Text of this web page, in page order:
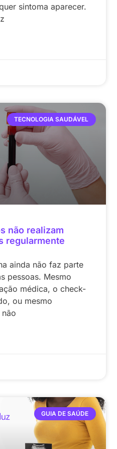
sintoma aparecer.
TECNOLOGIA SAUDÁVEL
não realizam
regularmente
ainda não faz parte
pessoas. Mesmo
médica, o check-
ou mesmo
GUIA DE SAÚDE